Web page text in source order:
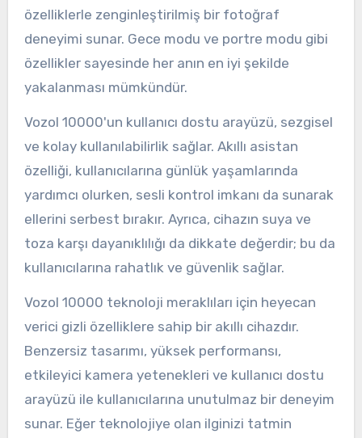
özelliklerle zenginleştirilmiş bir fotoğraf
deneyimi sunar. Gece modu ve portre modu gibi
özellikler sayesinde her anın en iyi şekilde
yakalanması mümkündür.
Vozol 10000'un kullanıcı dostu arayüzü, sezgisel
ve kolay kullanılabilirlik sağlar. Akıllı asistan
özelliği, kullanıcılarına günlük yaşamlarında
yardımcı olurken, sesli kontrol imkanı da sunarak
ellerini serbest bırakır. Ayrıca, cihazın suya ve
toza karşı dayanıklılığı da dikkate değerdir; bu da
kullanıcılarına rahatlık ve güvenlik sağlar.
Vozol 10000 teknoloji meraklıları için heyecan
verici gizli özelliklere sahip bir akıllı cihazdır.
Benzersiz tasarımı, yüksek performansı,
etkileyici kamera yetenekleri ve kullanıcı dostu
arayüzü ile kullanıcılarına unutulmaz bir deneyim
sunar. Eğer teknolojiye olan ilginizi tatmin